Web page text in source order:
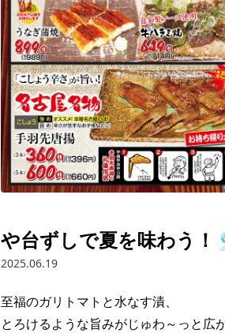
や台ずしで夏を味わう！
2025.06.19
至福のガリトマトと水なす漬、
とろけるような旨みがじゅわ～っと広